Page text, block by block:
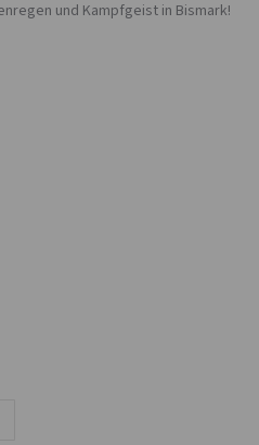
und Kampfgeist in Bismark!